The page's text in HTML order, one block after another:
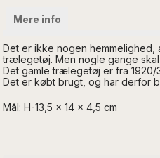
Mere info
Det er ikke nogen hemmelighed,
trælegetøj. Men nogle gange
Det gamle trælegetøj er fra
Det er købt brugt, og har derfor
Mål: H-13,5 x 14 x 4,5 cm